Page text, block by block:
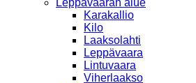
Karakallio
Kilo
Laaksolahti
Leppävaara
Lintuvaara
Viherlaakso